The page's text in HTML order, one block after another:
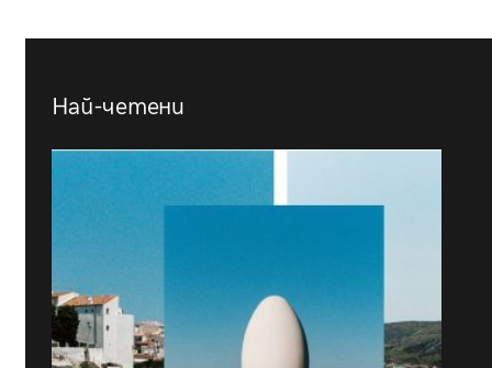
Най-четени